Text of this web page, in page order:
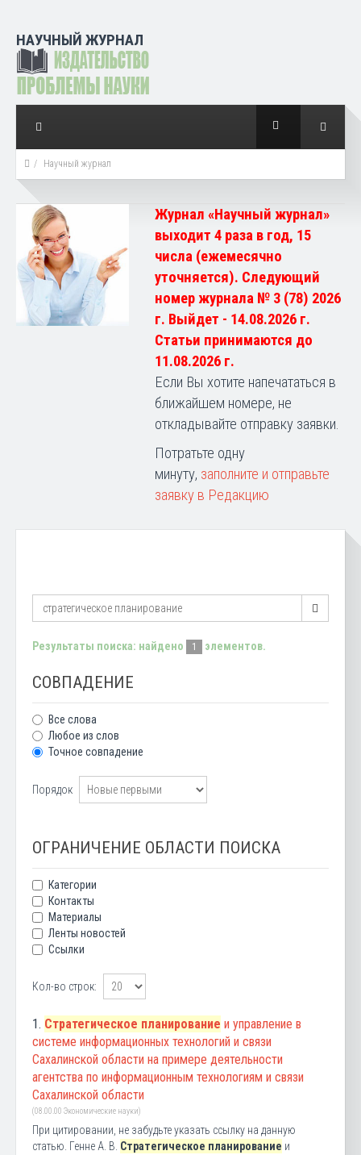
НАУЧНЫЙ ЖУРНАЛ
Научный журнал
Журнал «Научный журнал»
выходит 4 раза в год, 15
числа (ежемесячно
уточняется). Следующий
номер журнала № 3 (78) 2026
г. Выйдет - 14.08.2026 г.
Статьи принимаются до
11.08.2026 г.
Если Вы хотите напечататься в
ближайшем номере, не
откладывайте отправку заявки.
Потратьте одну
минуту, заполните и отправьте
заявку в Редакцию
Результаты поиска: найдено 1 элементов.
СОВПАДЕНИЕ
Все слова
Любое из слов
Точное совпадение
Порядок
ОГРАНИЧЕНИЕ ОБЛАСТИ ПОИСКА
Категории
Контакты
Материалы
Ленты новостей
Ссылки
Кол-во строк:
1. Стратегическое планирование и управление в
системе информационных технологий и связи
Сахалинской области на примере деятельности
агентства по информационным технологиям и связи
Сахалинской области
(08.00.00 Экономические науки)
При цитировании, не забудьте указать ссылку на данную
статью. Генне А. В. Стратегическое планирование и